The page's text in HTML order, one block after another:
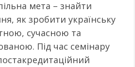
мета – знайти
як зробити українську
сучасною та
Під час семінару